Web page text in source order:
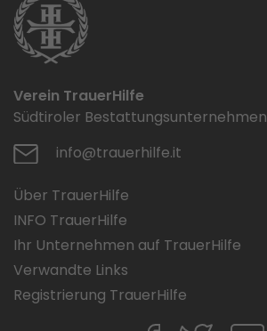
Verein TrauerHilfe
Südtiroler Bestattungsunternehmen
info@trauerhilfe.it
Über TrauerHilfe
INFO TrauerHilfe
Ihr Unternehmen auf TrauerHilfe
Verwandte Links
Registrierung TrauerHilfe